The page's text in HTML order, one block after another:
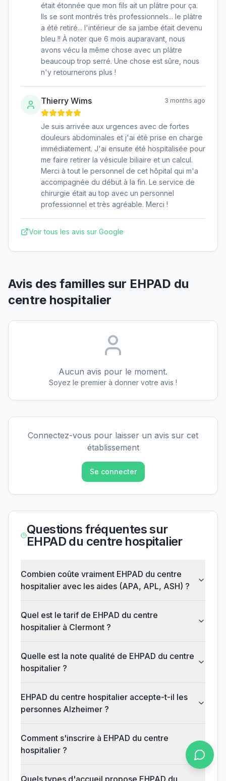
était étonnée que mon fils ait un plâtre pour ça.
Ils se sont montrés très professionnels... le plâtre
a été retiré... l'intérieur de sa jambe était devenu
bleu !! À noter que 6 mois auparavant, nous
avons vécu la même chose avec un plâtre
beaucoup trop serré. Une chose est sûre, nous
n'y retournerons plus !
Thierry Wims 3 months ago
Je suis arrivée aux urgences avec de fortes
douleurs abdominales et j'ai été prise en charge
immédiatement. J'ai ensuite été hospitalisée pour
me faire retirer la vésicule biliaire et un calcul.
Merci à tout le personnel de cet hôpital qui m'a
accompagnée du début à la fin. Le service de
chirurgie était au top avec un personnel
professionnel et très agréable. Merci !
Voir tous les avis sur Google
Avis des familles sur EHPAD du
centre hospitalier
Aucun avis pour le moment.
Soyez le premier à donner votre avis !
Connectez-vous pour laisser un avis sur cet
établissement
Se connecter
Questions fréquentes sur
EHPAD du centre hospitalier
Combien coûte vraiment EHPAD du centre
hospitalier avec les aides (APA, APL, ASH) ?
Quel est le tarif de EHPAD du centre
hospitalier à Clermont ?
Quelle est la note qualité de EHPAD du centre
hospitalier ?
EHPAD du centre hospitalier accepte-t-il les
personnes Alzheimer ?
Comment s'inscrire à EHPAD du centre
hospitalier ?
Quels types d'accueil propose EHPAD du